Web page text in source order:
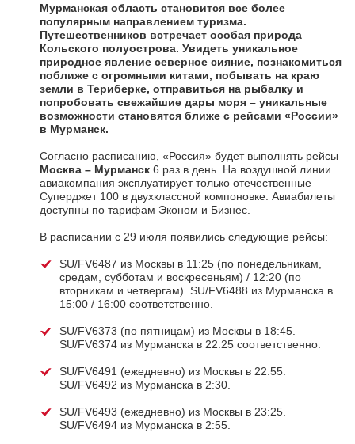
Мурманская область становится все более
популярным направлением туризма.
Путешественников встречает особая природа
Кольского полуострова. Увидеть уникальное
природное явление северное сияние, познакомиться
поближе с огромными китами, побывать на краю
земли в Териберке, отправиться на рыбалку и
попробовать свежайшие дары моря – уникальные
возможности становятся ближе с рейсами «России»
в Мурманск.
Согласно расписанию, «Россия» будет выполнять рейсы
Москва – Мурманск 6 раз в день. На воздушной линии
авиакомпания эксплуатирует только отечественные
Суперджет 100 в двухклассной компоновке. Авиабилеты
доступны по тарифам Эконом и Бизнес.
В расписании с 29 июля появились следующие рейсы:
SU/FV6487 из Москвы в 11:25 (по понедельникам,
средам, субботам и воскресеньям) / 12:20 (по
вторникам и четвергам). SU/FV6488 из Мурманска в
15:00 / 16:00 соответственно.
SU/FV6373 (по пятницам) из Москвы в 18:45.
SU/FV6374 из Мурманска в 22:25 соответственно.
SU/FV6491 (ежедневно) из Москвы в 22:55.
SU/FV6492 из Мурманска в 2:30.
SU/FV6493 (ежедневно) из Москвы в 23:25.
SU/FV6494 из Мурманска в 2:55.